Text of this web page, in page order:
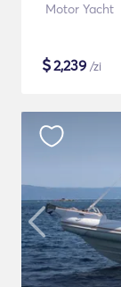
Motor Yacht
$2,239 /zi